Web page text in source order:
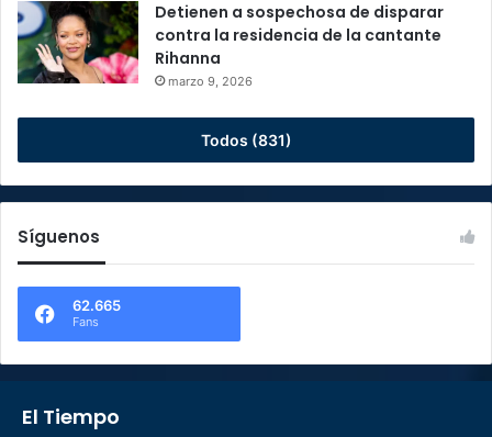
Detienen a sospechosa de disparar
contra la residencia de la cantante
Rihanna
marzo 9, 2026
Todos (831)
Síguenos
62.665
Fans
El Tiempo